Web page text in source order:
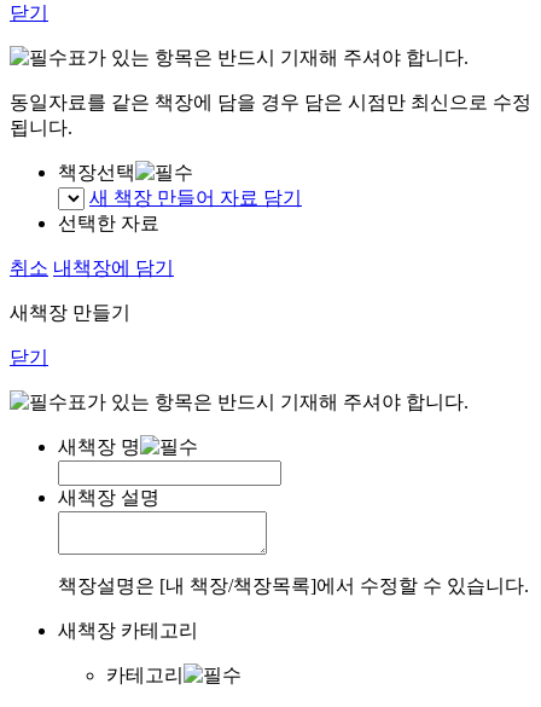
닫기
표가 있는 항목은 반드시 기재해 주셔야 합니다.
동일자료를 같은 책장에 담을 경우 담은 시점만 최신으로 수정
됩니다.
책장선택
새 책장 만들어 자료 담기
선택한 자료
취소 내책장에 담기
새책장 만들기
닫기
표가 있는 항목은 반드시 기재해 주셔야 합니다.
새책장 명
새책장 설명
책장설명은 [내 책장/책장목록]에서 수정할 수 있습니다.
새책장 카테고리
카테고리